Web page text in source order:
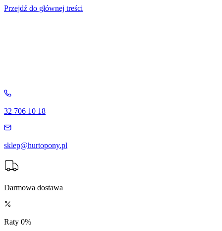
Przejdź do głównej treści
32 706 10 18
sklep@hurtopony.pl
Darmowa dostawa
Raty 0%